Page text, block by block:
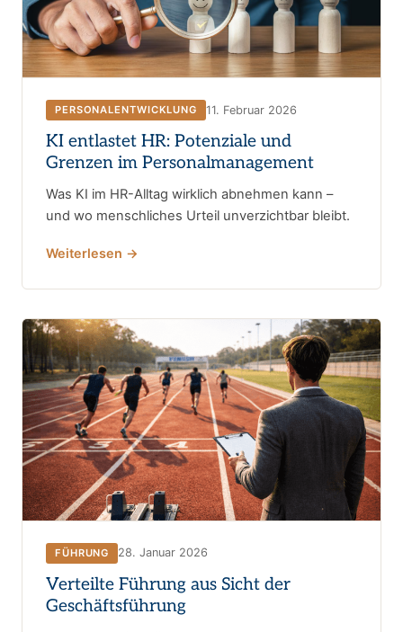
PERSONALENTWICKLUNG 11. Februar 2026
KI entlastet HR: Potenziale und
Grenzen im Personalmanagement
Was KI im HR-Alltag wirklich abnehmen kann –
und wo menschliches Urteil unverzichtbar bleibt.
Weiterlesen →
FÜHRUNG 28. Januar 2026
Verteilte Führung aus Sicht der
Geschäftsführung